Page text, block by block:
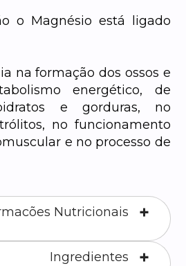
o Magnésio está ligado
na formação dos ossos e
energético, de
e gorduras, no
no funcionamento
e no processo de
Nutricionais
Ingredientes